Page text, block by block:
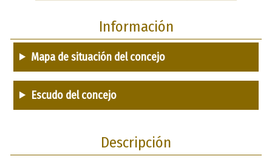
Información
Mapa de situación del concejo
Escudo del concejo
Descripción